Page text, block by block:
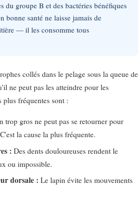
du groupe B et des bactéries bénéfiques
bonne santé ne laisse jamais de
— il les consomme tous
collés dans le pelage sous la queue de
ne peut pas les atteindre pour les
plus fréquentes sont :
trop gros ne peut pas se retourner pour
la cause la plus fréquente.
: Des dents douloureuses rendent le
ou impossible.
dorsale : Le lapin évite les mouvements